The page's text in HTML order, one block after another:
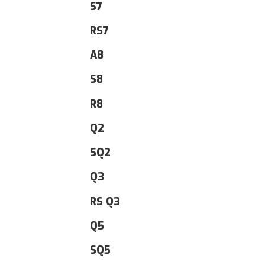
S7
RS7
A8
S8
R8
Q2
SQ2
Q3
RS Q3
Q5
SQ5